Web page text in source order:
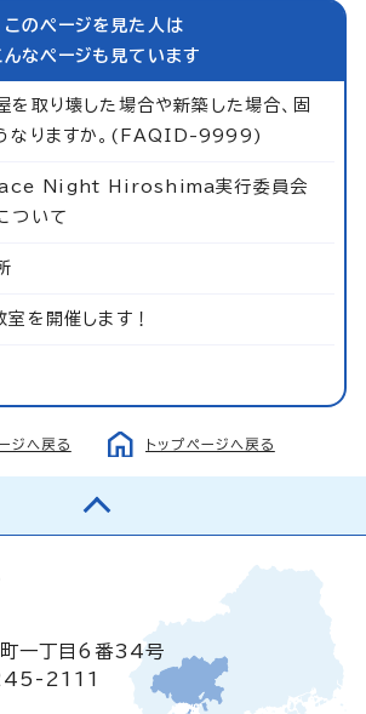
このページを見た人は
んなページも見ています
を取り壊した場合や新築した場合、固
なりますか。(FAQID-9999)
Night Hiroshima実行委員会
ついて
を開催します！
ジへ戻る トップページへ戻る
町一丁目6番34号
2111